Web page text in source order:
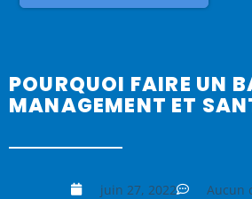
POURQUOI FAIRE UN
MANAGEMENT ET
juin 27, 2022
Aucun